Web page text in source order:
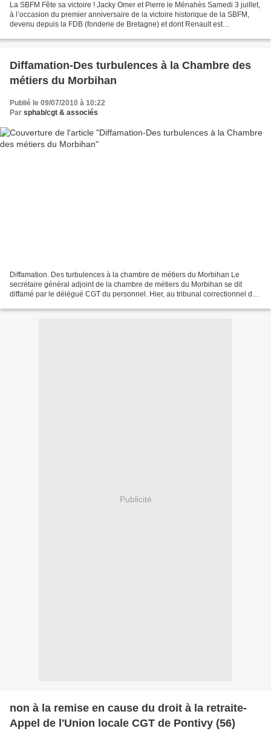
La SBFM Fête sa victoire ! Jacky Omer et Pierre le Ménahès Samedi 3 juillet,
à l’occasion du premier anniversaire de la victoire historique de la SBFM,
devenu depuis la FDB (fonderie de Bretagne) et dont Renault est
Diffamation-Des turbulences à la Chambre des
métiers du Morbihan
Publié le 09/07/2010 à 10:22
Par sphab/cgt & associés
Diffamation. Des turbulences à la chambre de métiers du Morbihan Le
secrétaire général adjoint de la chambre de métiers du Morbihan se dit
diffamé par le délégué CGT du personnel. Hier, au tribunal correctionnel de
Publicité
non à la remise en cause du droit à la retraite-
Appel de l'Union locale CGT de Pontivy (56)